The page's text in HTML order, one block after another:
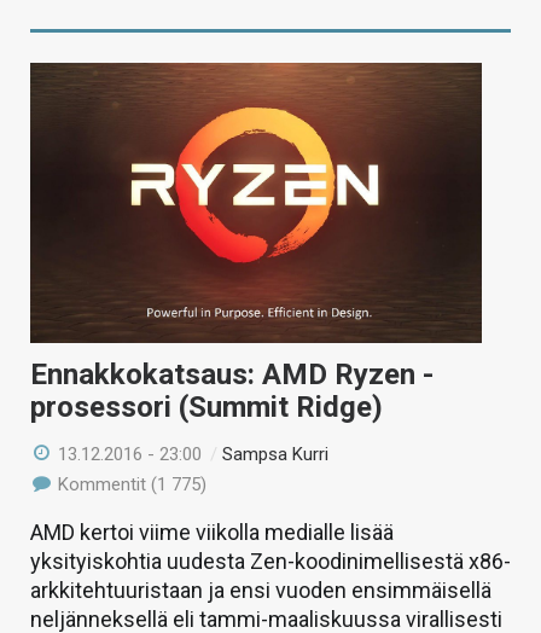
Ennakkokatsaus: AMD Ryzen -
prosessori (Summit Ridge)
13.12.2016 - 23:00 /Sampsa Kurri
Kommentit (1 775)
AMD kertoi viime viikolla medialle lisää
yksityiskohtia uudesta Zen-koodinimellisestä x86-
arkkitehtuuristaan ja ensi vuoden ensimmäisellä
neljänneksellä eli tammi-maaliskuussa virallisesti